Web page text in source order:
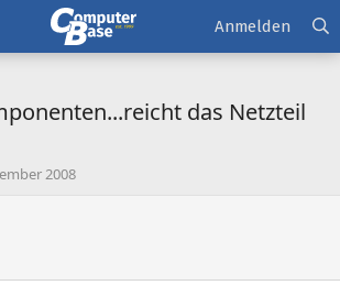
Anmelden
das Netzteil
2008